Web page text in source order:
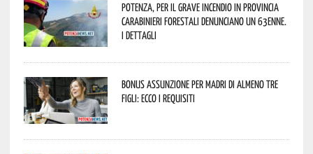
Potenza, per il grave incendio in Provincia
Carabinieri forestali denunciano un 63enne.
I dettagli
Bonus assunzione per madri di almeno tre
figli: ecco i requisiti